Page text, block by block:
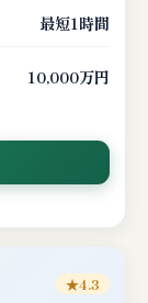
最短1時間
10,000万円
★4.3